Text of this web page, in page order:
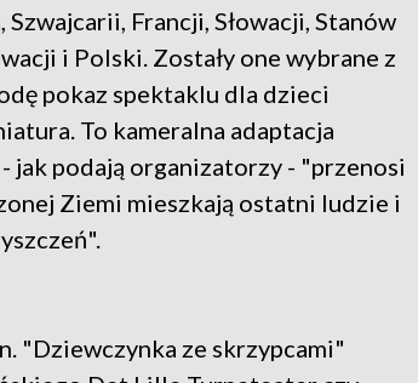
Francji, Słowacji, Stanów
i Polski. Zostały one wybrane z
pokaz spektaklu dla dzieci
To kameralna adaptacja
jak podają organizatorzy - "przenosi
Ziemi mieszkają ostatni ludzie i
"Dziewczynka ze skrzypcami"